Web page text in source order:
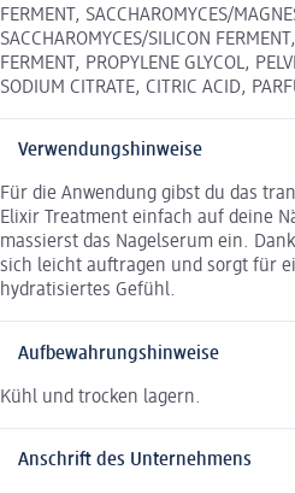
FERMENT, SACCHAROMYCES/
SACCHAROMYCES/SILICON
FERMENT, PROPYLENE GLYCOL,
SODIUM CITRATE, CITRIC ACID,
Verwendungshinweise
Für die Anwendung gibst du das
Elixir Treatment einfach auf deine
massierst das Nagelserum ein.
sich leicht auftragen und sorgt für
hydratisiertes Gefühl.
Aufbewahrungshinweise
Kühl und trocken lagern.
Anschrift des Unternehmens